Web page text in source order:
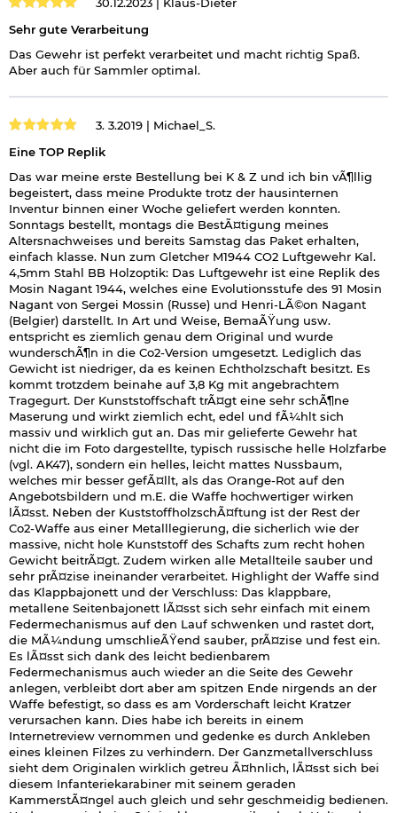
Sehr gute Verarbeitung
Das Gewehr ist perfekt verarbeitet und macht richtig Spaß.
Aber auch für Sammler optimal.
3. 3.2019 | Michael_S.
Eine TOP Replik
Das war meine erste Bestellung bei K & Z und ich bin vÃ¶llig
begeistert, dass meine Produkte trotz der hausinternen
Inventur binnen einer Woche geliefert werden konnten.
Sonntags bestellt, montags die BestÃ¤tigung meines
Altersnachweises und bereits Samstag das Paket erhalten,
einfach klasse. Nun zum Gletcher M1944 CO2 Luftgewehr Kal.
4,5mm Stahl BB Holzoptik: Das Luftgewehr ist eine Replik des
Mosin Nagant 1944, welches eine Evolutionsstufe des 91 Mosin
Nagant von Sergei Mossin (Russe) und Henri-LÃ©on Nagant
(Belgier) darstellt. In Art und Weise, BemaÃŸung usw.
entspricht es ziemlich genau dem Original und wurde
wunderschÃ¶n in die Co2-Version umgesetzt. Lediglich das
Gewicht ist niedriger, da es keinen Echtholzschaft besitzt. Es
kommt trotzdem beinahe auf 3,8 Kg mit angebrachtem
Tragegurt. Der Kunststoffschaft trÃ¤gt eine sehr schÃ¶ne
Maserung und wirkt ziemlich echt, edel und fÃ¼hlt sich
massiv und wirklich gut an. Das mir gelieferte Gewehr hat
nicht die im Foto dargestellte, typisch russische helle Holzfarbe
(vgl. AK47), sondern ein helles, leicht mattes Nussbaum,
welches mir besser gefÃ¤llt, als das Orange-Rot auf den
Angebotsbildern und m.E. die Waffe hochwertiger wirken
lÃ¤sst. Neben der KuststoffholzschÃ¤ftung ist der Rest der
Co2-Waffe aus einer Metalllegierung, die sicherlich wie der
massive, nicht hole Kunststoff des Schafts zum recht hohen
Gewicht beitrÃ¤gt. Zudem wirken alle Metallteile sauber und
sehr prÃ¤zise ineinander verarbeitet. Highlight der Waffe sind
das Klappbajonett und der Verschluss: Das klappbare,
metallene Seitenbajonett lÃ¤sst sich sehr einfach mit einem
Federmechanismus auf den Lauf schwenken und rastet dort,
die MÃ¼ndung umschlieÃŸend sauber, prÃ¤zise und fest ein.
Es lÃ¤sst sich dank des leicht bedienbarem
Federmechanismus auch wieder an die Seite des Gewehr
anlegen, verbleibt dort aber am spitzen Ende nirgends an der
Waffe befestigt, so dass es am Vorderschaft leicht Kratzer
verursachen kann. Dies habe ich bereits in einem
Internetreview vernommen und gedenke es durch Ankleben
eines kleinen Filzes zu verhindern. Der Ganzmetallverschluss
sieht dem Originalen wirklich getreu Ã¤hnlich, lÃ¤sst sich bei
diesem Infanteriekarabiner mit seinem geraden
KammerstÃ¤ngel auch gleich und sehr geschmeidig bedienen.